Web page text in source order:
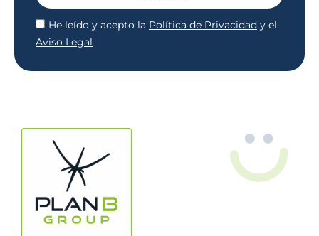
He leído y acepto la Política de Privacidad y el
Aviso Legal